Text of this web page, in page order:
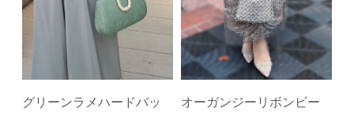
グリーンラメハードバッ
オーガンジーリボンビー